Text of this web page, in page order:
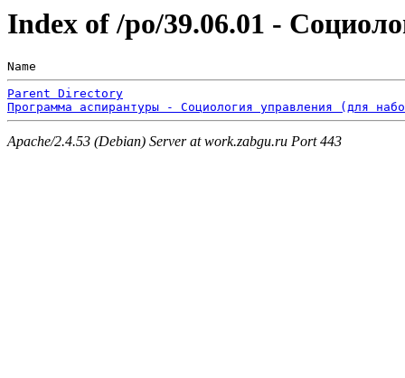
Index of /po/39.06.01 -
Name
Parent Directory
Программа аспирантуры - Социология управления (для
Apache/2.4.53 (Debian) Server at work.zabgu.ru Port 443